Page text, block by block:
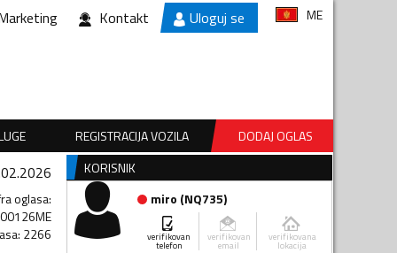
Kontakt Uloguj se ME
REGISTRACIJA VOZILA DODAJ OGLAS
oglasa:
: 2266
KORISNIK
miro (NQ735)
verifikovan
telefon
verifikovan
email
verifikovana
lokacija